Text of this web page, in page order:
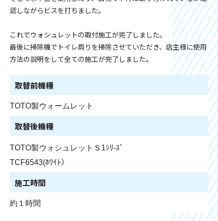
認しながらビスを打ちました。
これでウォシュレットの取付施工が完了しました。
最後に掃除機でトイレ周りを掃除させていただき、店主様に使用
方法の説明をして全ての施工が完了しました。
取替前機種
TOTO製ウォームレット
取替後機種
TOTO製ウォシュレットＳ1ｼﾘ-ｽﾞ
TCF6543(ﾎﾜｲﾄ）
施工時間
約１時間